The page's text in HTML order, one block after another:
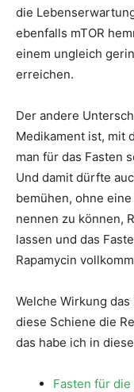
die
ebenfalls mTOR
einem ungleich
erreichen.
Der andere
Medikament ist, mit
man für das Fasten
Und damit dürfte
bemühen, ohne
nennen zu können,
lassen und das
Rapamycin
Welche Wirkung
diese Schiene die
das habe ich in
Fasten für die